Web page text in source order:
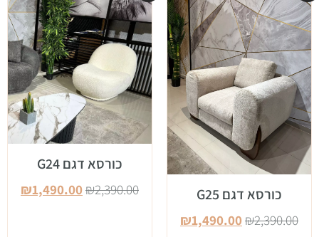
כורסא דגם G25
₪2,390.00
₪1,490.00
כורסא דגם G24
₪2,390.00
₪1,490.00